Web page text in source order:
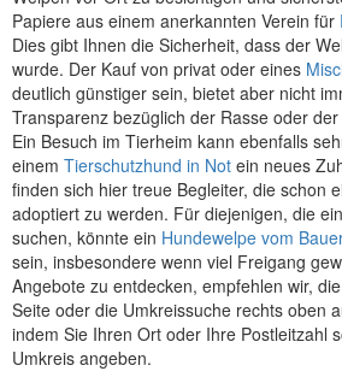
Papiere aus einem anerkannten Verein für
Dies gibt Ihnen die Sicherheit, dass der
wurde. Der Kauf von privat oder eines
deutlich günstiger sein, bietet aber nicht
Transparenz bezüglich der Rasse oder
Ein Besuch im Tierheim kann ebenfalls
einem Tierschutzhund in Not ein neues
finden sich hier treue Begleiter, die schon
adoptiert zu werden. Für diejenigen, die
suchen, könnte ein Hundewelpe vom
sein, insbesondere wenn viel Freigang
Angebote zu entdecken, empfehlen wir,
Seite oder die Umkreissuche rechts oben
indem Sie Ihren Ort oder Ihre Postleitzahl
Umkreis angeben.